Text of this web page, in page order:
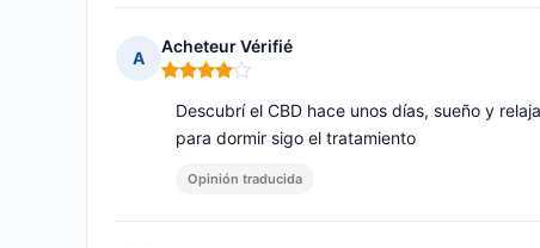
A
Acheteur Vérifié
Nota: 4 de 5
Descubrí el CBD hace unos días, sueño y
para dormir sigo el tratamiento
Opinión traducida